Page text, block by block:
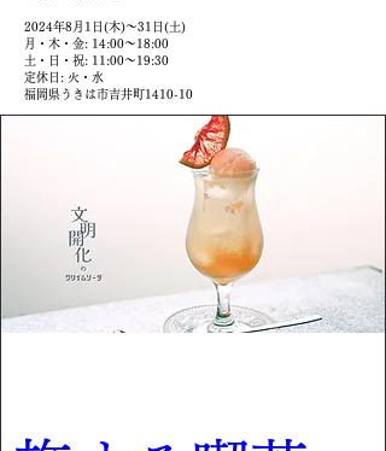
2024年8月1日(木)〜31日(土)
月・木・金: 14:00〜18:00
土・日・祝: 11:00〜19:30
定休日: 火・水
福岡県うきは市吉井町1410-10